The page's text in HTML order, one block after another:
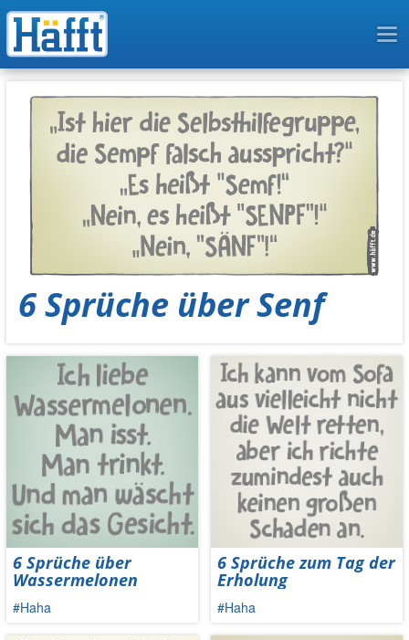
6 Sprüche über Senf
6 Sprüche über
Wassermelonen
#Haha
6 Sprüche zum Tag der
Erholung
#Haha